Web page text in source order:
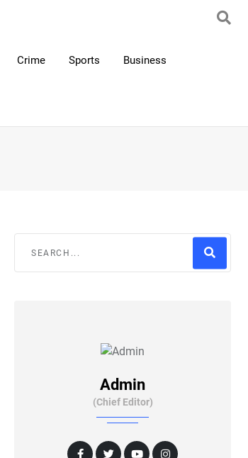
Crime Sports Business
Admin
(Chief Editor)